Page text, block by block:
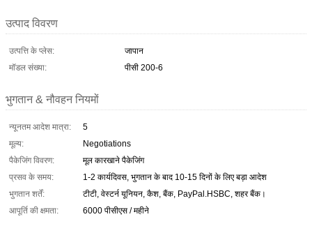
उत्पाद विवरण
उत्पत्ति के प्लेस:
जापान
मॉडल संख्या:
पीसी 200-6
भुगतान & नौवहन नियमों
न्यूनतम आदेश मात्रा:
5
मूल्य:
Negotiations
पैकेजिंग विवरण:
मूल कारखाने पैकेजिंग
प्रसव के समय:
1-2 कार्यदिवस, भुगतान के बाद 10-15 दिनों के लिए बड़ा आदेश
भुगतान शर्तें:
टीटी, वेस्टर्न यूनियन, कैश, बैंक, PayPal.HSBC, शहर बैंक।
आपूर्ति की क्षमता:
6000 पीसीएस / महीने